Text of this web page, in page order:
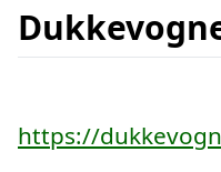
https://